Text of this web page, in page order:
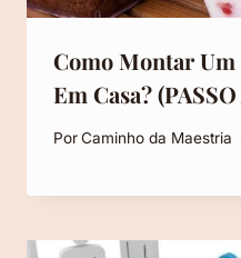
Como Montar Um
Em Casa?
PorCaminho da Maestria